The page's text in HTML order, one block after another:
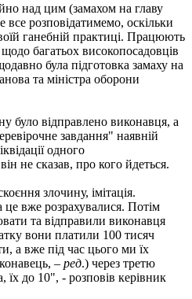
над цим (замахом на главу
розповідатимемо, оскільки
ганебній практиці. Працюють
багатьох високопосадовців
була підготовка замаху на
та міністра оборони
було відправлено виконавця, а
завдання" наявній
одного
не сказав, про кого йдеться.
злочину, імітація.
це вже розрахувалися. Потім
та відправили виконавця
вони платили 100 тисяч
а вже під час цього ми їх
– ред.) через третю
їх до 10", - розповів керівник